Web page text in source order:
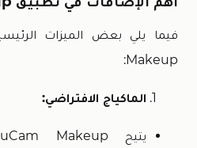
Makeup:
الماكياج الافتراضي: